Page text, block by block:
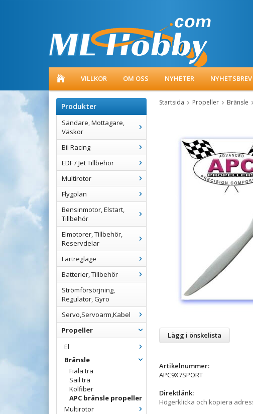
VILLKOR OM OSS NYHETER NYHETSBREV
Produkter
Sändare, Mottagare,
Väskor
Bil Racing
EDF / Jet Tillbehör
Multirotor
Flygplan
Bensinmotor, Elstart,
Tillbehör
Elmotorer, Tillbehör,
Reservdelar
Fartreglage
Batterier, Tillbehör
Strömförsörjning,
Regulator, Gyro
Servo,Servoarm,Kabel
Propeller
El
Bränsle
Fiala trä
Sail trä
Kolfiber
APC bränsle propeller
Multirotor
Startsida Propeller Bränsle
Lägg i önskelista
Artikelnummer:
APC9X7SPORT
Direktlänk:
Högerklicka och kopiera